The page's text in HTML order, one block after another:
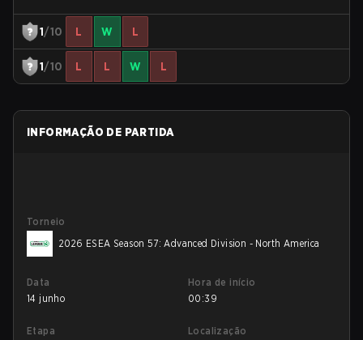
1/10 L W L
1/10 L L W L
INFORMAÇÃO DE PARTIDA
Torneio
2026 ESEA Season 57: Advanced Division - North America
Data
14 junho
Hora de início
00:39
Etapa
Localização